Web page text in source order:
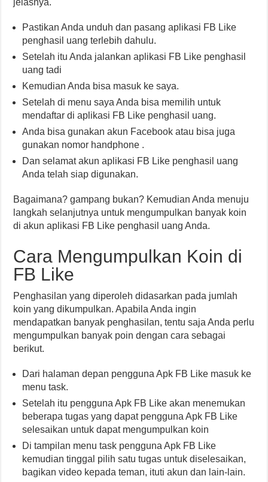
jelasnya.
Pastikan Anda unduh dan pasang aplikasi FB Like
penghasil uang terlebih dahulu.
Setelah itu Anda jalankan aplikasi FB Like penghasil
uang tadi
Kemudian Anda bisa masuk ke saya.
Setelah di menu saya Anda bisa memilih untuk
mendaftar di aplikasi FB Like penghasil uang.
Anda bisa gunakan akun Facebook atau bisa juga
gunakan nomor handphone .
Dan selamat akun aplikasi FB Like penghasil uang
Anda telah siap digunakan.
Bagaimana? gampang bukan? Kemudian Anda menuju
langkah selanjutnya untuk mengumpulkan banyak koin
di akun aplikasi FB Like penghasil uang Anda.
Cara Mengumpulkan Koin di
FB Like
Penghasilan yang diperoleh didasarkan pada jumlah
koin yang dikumpulkan. Apabila Anda ingin
mendapatkan banyak penghasilan, tentu saja Anda perlu
mengumpulkan banyak poin dengan cara sebagai
berikut.
Dari halaman depan pengguna Apk FB Like masuk ke
menu task.
Setelah itu pengguna Apk FB Like akan menemukan
beberapa tugas yang dapat pengguna Apk FB Like
selesaikan untuk dapat mengumpulkan koin
Di tampilan menu task pengguna Apk FB Like
kemudian tinggal pilih satu tugas untuk diselesaikan,
bagikan video kepada teman, ituti akun dan lain-lain.